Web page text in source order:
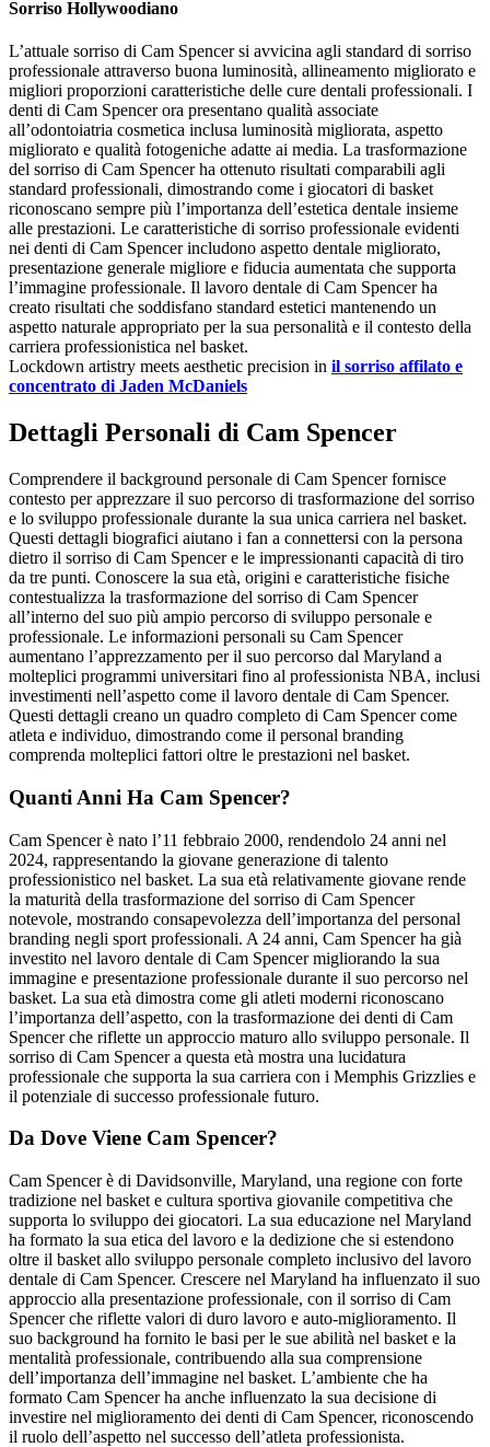
Sorriso Hollywoodiano
L’attuale sorriso di Cam Spencer si avvicina agli standard di sorriso
professionale attraverso buona luminosità, allineamento migliorato e
migliori proporzioni caratteristiche delle cure dentali professionali. I
denti di Cam Spencer ora presentano qualità associate
all’odontoiatria cosmetica inclusa luminosità migliorata, aspetto
migliorato e qualità fotogeniche adatte ai media. La trasformazione
del sorriso di Cam Spencer ha ottenuto risultati comparabili agli
standard professionali, dimostrando come i giocatori di basket
riconoscano sempre più l’importanza dell’estetica dentale insieme
alle prestazioni. Le caratteristiche di sorriso professionale evidenti
nei denti di Cam Spencer includono aspetto dentale migliorato,
presentazione generale migliore e fiducia aumentata che supporta
l’immagine professionale. Il lavoro dentale di Cam Spencer ha
creato risultati che soddisfano standard estetici mantenendo un
aspetto naturale appropriato per la sua personalità e il contesto della
carriera professionistica nel basket.
Lockdown artistry meets aesthetic precision in il sorriso affilato e
concentrato di Jaden McDaniels
Dettagli Personali di Cam Spencer
Comprendere il background personale di Cam Spencer fornisce
contesto per apprezzare il suo percorso di trasformazione del sorriso
e lo sviluppo professionale durante la sua unica carriera nel basket.
Questi dettagli biografici aiutano i fan a connettersi con la persona
dietro il sorriso di Cam Spencer e le impressionanti capacità di tiro
da tre punti. Conoscere la sua età, origini e caratteristiche fisiche
contestualizza la trasformazione del sorriso di Cam Spencer
all’interno del suo più ampio percorso di sviluppo personale e
professionale. Le informazioni personali su Cam Spencer
aumentano l’apprezzamento per il suo percorso dal Maryland a
molteplici programmi universitari fino al professionista NBA, inclusi
investimenti nell’aspetto come il lavoro dentale di Cam Spencer.
Questi dettagli creano un quadro completo di Cam Spencer come
atleta e individuo, dimostrando come il personal branding
comprenda molteplici fattori oltre le prestazioni nel basket.
Quanti Anni Ha Cam Spencer?
Cam Spencer è nato l’11 febbraio 2000, rendendolo 24 anni nel
2024, rappresentando la giovane generazione di talento
professionistico nel basket. La sua età relativamente giovane rende
la maturità della trasformazione del sorriso di Cam Spencer
notevole, mostrando consapevolezza dell’importanza del personal
branding negli sport professionali. A 24 anni, Cam Spencer ha già
investito nel lavoro dentale di Cam Spencer migliorando la sua
immagine e presentazione professionale durante il suo percorso nel
basket. La sua età dimostra come gli atleti moderni riconoscano
l’importanza dell’aspetto, con la trasformazione dei denti di Cam
Spencer che riflette un approccio maturo allo sviluppo personale. Il
sorriso di Cam Spencer a questa età mostra una lucidatura
professionale che supporta la sua carriera con i Memphis Grizzlies e
il potenziale di successo professionale futuro.
Da Dove Viene Cam Spencer?
Cam Spencer è di Davidsonville, Maryland, una regione con forte
tradizione nel basket e cultura sportiva giovanile competitiva che
supporta lo sviluppo dei giocatori. La sua educazione nel Maryland
ha formato la sua etica del lavoro e la dedizione che si estendono
oltre il basket allo sviluppo personale completo inclusivo del lavoro
dentale di Cam Spencer. Crescere nel Maryland ha influenzato il suo
approccio alla presentazione professionale, con il sorriso di Cam
Spencer che riflette valori di duro lavoro e auto-miglioramento. Il
suo background ha fornito le basi per le sue abilità nel basket e la
mentalità professionale, contribuendo alla sua comprensione
dell’importanza dell’immagine nel basket. L’ambiente che ha
formato Cam Spencer ha anche influenzato la sua decisione di
investire nel miglioramento dei denti di Cam Spencer, riconoscendo
il ruolo dell’aspetto nel successo dell’atleta professionista.